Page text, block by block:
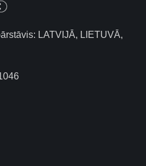
LATVIJĀ, LIETUVĀ,